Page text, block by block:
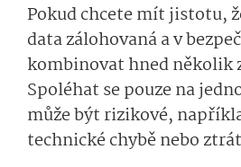
Pokud chcete mít jistotu,
data zálohovaná a v
kombinovat hned několik
Spoléhat se pouze na
může být rizikové,
technické chybě nebo